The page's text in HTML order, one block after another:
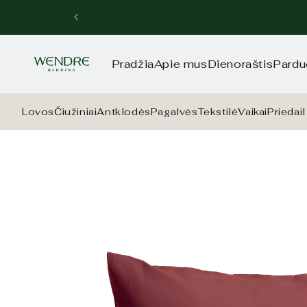
PradžiaApie musDienoraštis
LovosČiužiniaiAntklodėsPagalvėsTekstilėVaikaiPriedai